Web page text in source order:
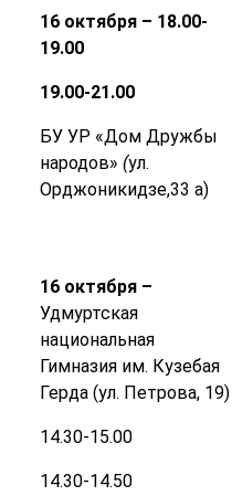
16 октября – 18.00-
19.00
19.00-21.00
БУ УР «Дом Дружбы
народов» (ул.
Орджоникидзе,33 а)
16 октября –
Удмуртская
национальная
Гимназия им. Кузебая
Герда (ул. Петрова, 19)
14.30-15.00
14.30-14.50